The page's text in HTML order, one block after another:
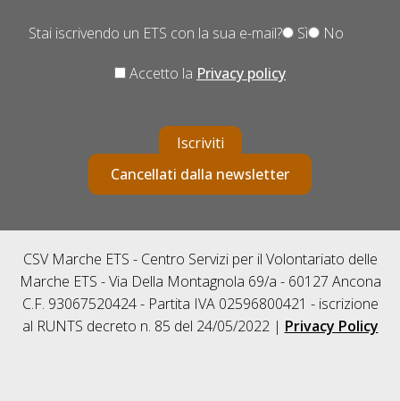
Stai iscrivendo un ETS con la sua e-mail? Sì No
Accetto la Privacy policy
Iscriviti
Cancellati dalla newsletter
CSV Marche ETS - Centro Servizi per il Volontariato delle
Marche ETS - Via Della Montagnola 69/a - 60127 Ancona
C.F. 93067520424 - Partita IVA 02596800421 - iscrizione
al RUNTS decreto n. 85 del 24/05/2022 | Privacy Policy